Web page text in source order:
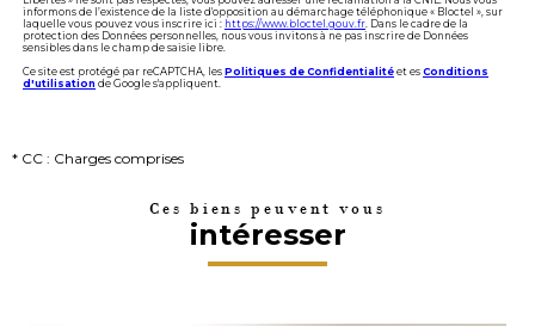
informons de l’existence de la liste d'opposition au démarchage téléphonique « Bloctel », sur
laquelle vous pouvez vous inscrire ici : https://www.bloctel.gouv.fr. Dans le cadre de la
protection des Données personnelles, nous vous invitons à ne pas inscrire de Données
sensibles dans le champ de saisie libre.
Ce site est protégé par reCAPTCHA, les Politiques de Confidentialité et es Conditions
d'utilisation de Google s'appliquent.
* CC : Charges comprises
Ces biens peuvent vous
intéresser